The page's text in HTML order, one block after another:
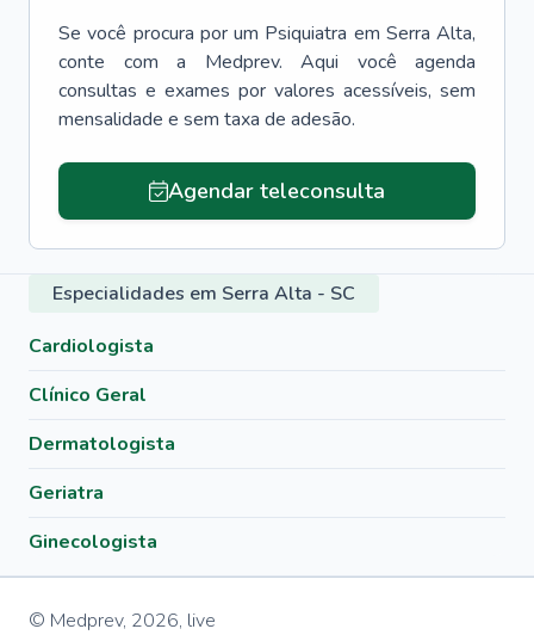
Se você procura por um Psiquiatra em Serra Alta,
conte com a Medprev. Aqui você agenda
consultas e exames por valores acessíveis, sem
mensalidade e sem taxa de adesão.
Agendar teleconsulta
Especialidades em Serra Alta - SC
Cardiologista
Clínico Geral
Dermatologista
Geriatra
Ginecologista
© Medprev, 2026, live